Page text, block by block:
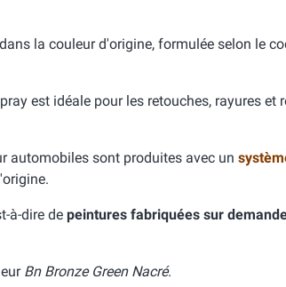
la couleur d'origine, formulée selon le
est idéale pour les retouches, rayures et
automobiles sont produites avec un
à-dire de peintures fabriquées sur
Bn Bronze Green Nacré.